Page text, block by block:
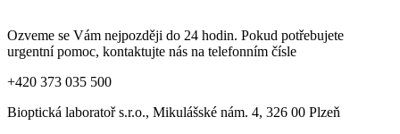
Ozveme se Vám nejpozději do 24 hodin. Pokud potřebujete
urgentní pomoc, kontaktujte nás na telefonním čísle
+420 373 035 500
Bioptická laboratoř s.r.o., Mikulášské nám. 4, 326 00 Plzeň